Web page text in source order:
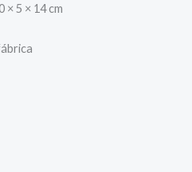
× 5 × 14 cm